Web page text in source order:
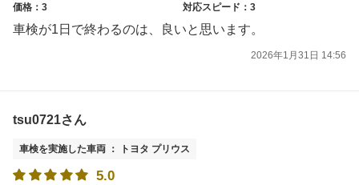
価格：3 対応スピード：3
車検が1日で終わるのは、良いと思います。
2026年1月31日 14:56
tsu0721さん
車検を実施した車両 ： トヨタ プリウス
5.0